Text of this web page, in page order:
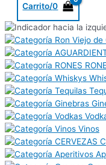
Carrito/0
Vinos